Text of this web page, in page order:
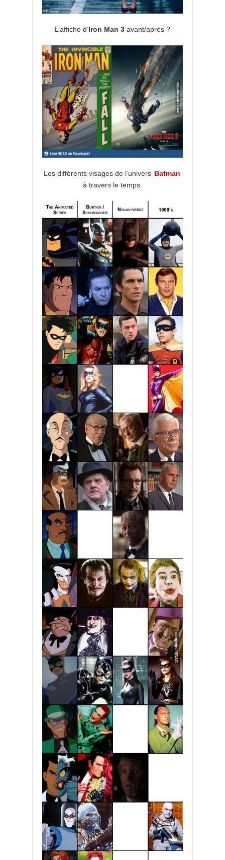
L’affiche d’Iron Man 3 avant/après ?
Les différents visages de l’univers Batman
à travers le temps.